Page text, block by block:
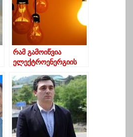
რამ გამოიწვია
ელექტროენერგიის
გურიასა და სხვა
რეგიონებში